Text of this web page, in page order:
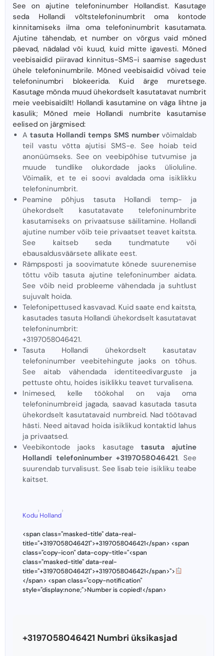
See on ajutine telefoninumber Hollandist. Kasutage
seda Hollandi võltstelefoninumbrit oma kontode
kinnitamiseks ilma oma telefoninumbrit kasutamata.
Ajutine tähendab, et number on võrgus vaid mõned
päevad, nädalad või kuud, kuid mitte igavesti. Mõned
veebisaidid piiravad kinnitus-SMS-i saamise sagedust
ühele telefoninumbrile. Mõned veebisaidid võivad teie
telefoninumbri blokeerida. Kuid ärge muretsege.
Kasutage mõnda muud ühekordselt kasutatavat numbrit
meie veebisaidilt! Hollandi kasutamine on väga lihtne ja
kasulik; Mõned meie Hollandi numbrite kasutamise
eelised on järgmised:
A tasuta Hollandi temps SMS number võimaldab
teil vastu võtta ajutisi SMS-e. See hoiab teid
anonüümseks. See on veebipõhise tutvumise ja
muude tundlike olukordade jaoks ülioluline.
Võimalik, et te ei soovi avaldada oma isiklikku
telefoninumbrit.
Peamine põhjus tasuta Hollandi temp- ja
ühekordselt kasutatavate telefoninumbrite
kasutamiseks on privaatsuse säilitamine. Hollandi
ajutine number võib teie privaatset teavet kaitsta.
See kaitseb seda tundmatute või
ebausaldusväärsete allikate eest.
Rämpsposti ja soovimatute kõnede suurenemise
tõttu võib tasuta ajutine telefoninumber aidata.
See võib neid probleeme vähendada ja suhtlust
sujuvalt hoida.
Telefonipettused kasvavad. Kuid saate end kaitsta,
kasutades tasuta Hollandi ühekordselt kasutatavat
telefoninumbrit:
+3197058046421.
Tasuta Hollandi ühekordselt kasutatav
telefoninumber veebitehingute jaoks on tõhus.
See aitab vähendada identiteedivarguste ja
pettuste ohtu, hoides isiklikku teavet turvalisena.
Inimesed, kelle töökohal on vaja oma
telefoninumbreid jagada, saavad kasutada tasuta
ühekordselt kasutatavaid numbreid. Nad töötavad
hästi. Need aitavad hoida isiklikud kontaktid lahus
ja privaatsed.
Veebikontode jaoks kasutage tasuta ajutine
Hollandi telefoninumber +3197058046421. See
suurendab turvalisust. See lisab teie isikliku teabe
kaitset.
Kodu
›
Holland
›
<span class="masked-title" data-real-
title="+3197058046421">+3197058046421</span> <span
class="copy-icon" data-copy-title="<span
class="masked-title" data-real-
title="+3197058046421">+3197058046421</span>">
</span> <span class="copy-notification"
style="display:none;">Number is copied!</span>
+3197058046421 Numbri üksikasjad